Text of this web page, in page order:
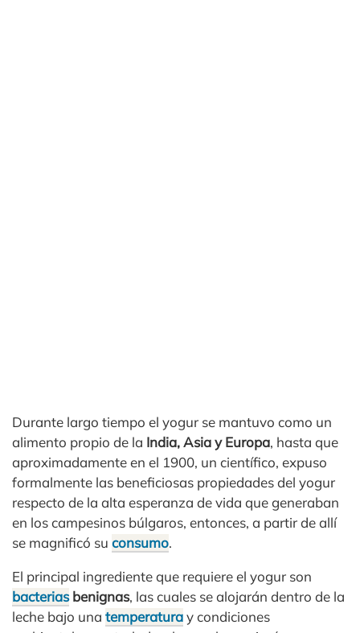
Durante largo tiempo el yogur se mantuvo como un
alimento propio de la India, Asia y Europa, hasta que
aproximadamente en el 1900, un científico, expuso
formalmente las beneficiosas propiedades del yogur
respecto de la alta esperanza de vida que generaban
en los campesinos búlgaros, entonces, a partir de allí
se magnificó su consumo.
El principal ingrediente que requiere el yogur son
bacteriasbenignas, las cuales se alojarán dentro de la
leche bajo una temperaturay condiciones